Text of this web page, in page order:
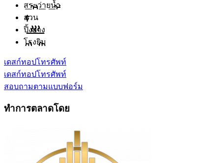
สระว่ายน้ำ
สวน
ปิ้งย่าง
โรงยิม
เดสก์ทอปโทรศัพท์
เดสก์ทอปโทรศัพท์
สอบถามตามแบบฟอร์ม
ทำการตลาดโดย